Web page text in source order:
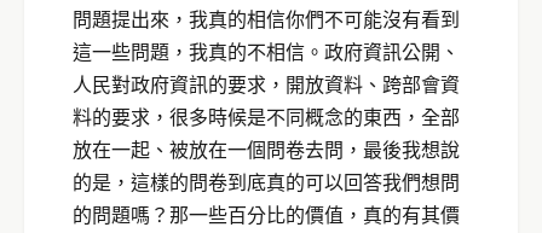
問題提出來，我真的相信你們不可能沒有看到
這一些問題，我真的不相信。政府資訊公開、
人民對政府資訊的要求，開放資料、跨部會資
料的要求，很多時候是不同概念的東西，全部
放在一起、被放在一個問卷去問，最後我想說
的是，這樣的問卷到底真的可以回答我們想問
的問題嗎？那一些百分比的價值，真的有其價